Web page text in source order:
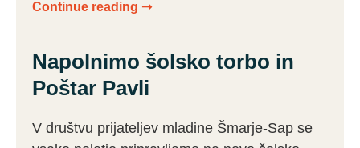
Continue reading ➝
Napolnimo šolsko torbo in
Poštar Pavli
V društvu prijateljev mladine Šmarje-Sap se